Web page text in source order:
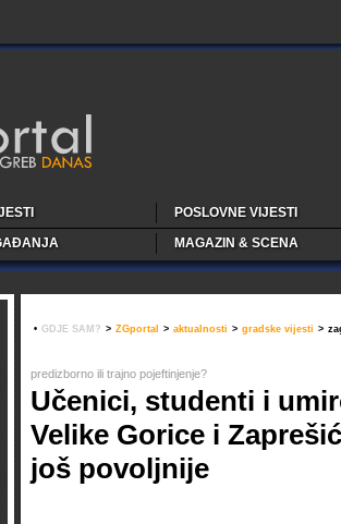
POSLOVNE VIJESTI
MAGAZIN & SCENA
• GDJE SAM? > ZGportal > aktualnosti > gradske vijesti >
predizborno ili trajno pojeftinjenje?
Učenici, studenti i
Velike Gorice i
još povoljnije